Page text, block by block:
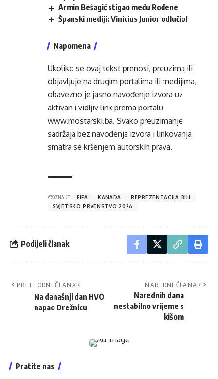
Armin Bešagić stigao među Rođene
Španski mediji: Vinicius Junior odlučio!
Napomena
Ukoliko se ovaj tekst prenosi, preuzima ili
objavljuje na drugim portalima ili medijima,
obavezno je jasno navođenje izvora uz
aktivan i vidljiv link prema portalu
www.mostarski.ba. Svako preuzimanje
sadržaja bez navođenja izvora i linkovanja
smatra se kršenjem autorskih prava.
OZNAKE: FIFA KANADA
REPREZENTACIJA BIH
SVJETSKO PRVENSTVO 2026
Podijeli članak
PRETHODNI ČLANAK
Na današnji dan HVO
napao Drežnicu
NAREDNI ČLANAK
Narednih dana
nestabilno vrijeme s
kišom
Pratite nas